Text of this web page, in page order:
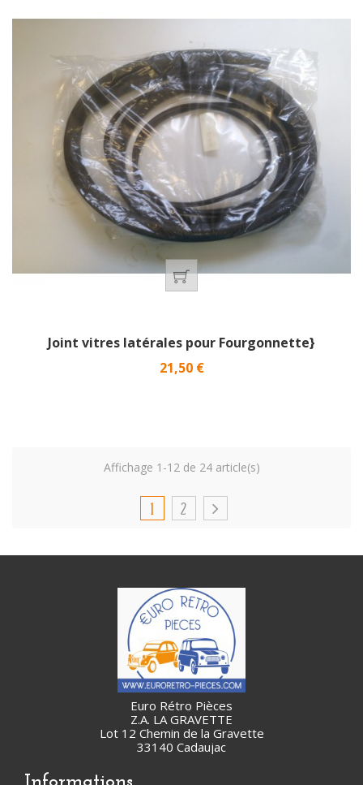
Joint vitres latérales pour Fourgonnette}
Prix
21,50 €
Affichage 1-12 de 24 article(s)
1 2
Euro Rétro Pièces
Z.A. LA GRAVETTE
Lot 12 Chemin de la Gravette
33140 Cadaujac